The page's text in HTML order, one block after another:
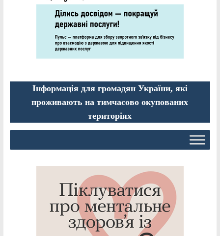
Інформація для громадян України, які
проживають на тимчасово окупованих
територіях